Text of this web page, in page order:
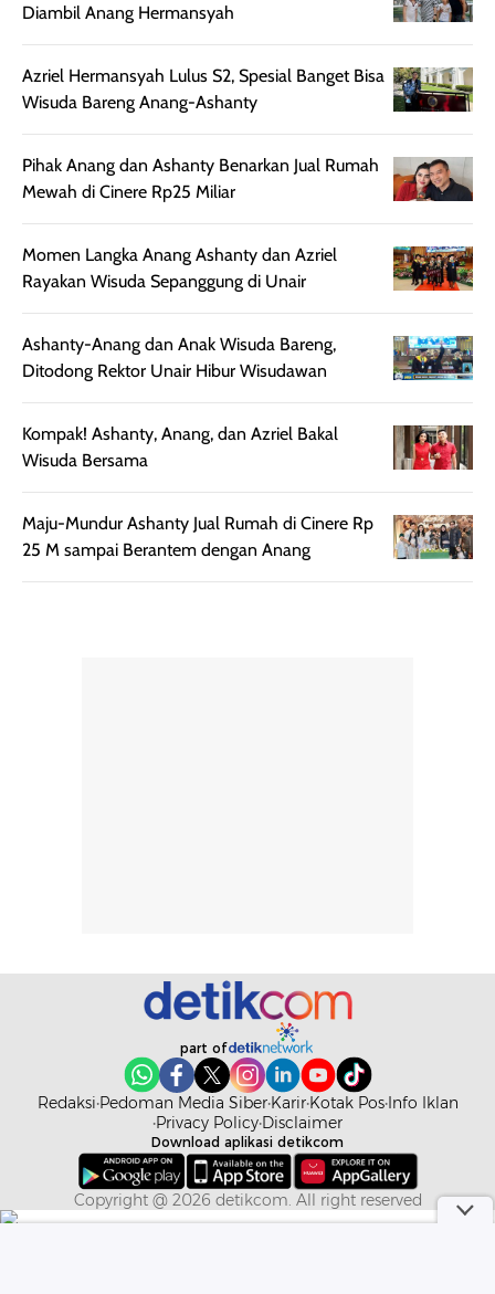
Diambil Anang Hermansyah
Azriel Hermansyah Lulus S2, Spesial Banget Bisa
Wisuda Bareng Anang-Ashanty
Pihak Anang dan Ashanty Benarkan Jual Rumah
Mewah di Cinere Rp25 Miliar
Momen Langka Anang Ashanty dan Azriel
Rayakan Wisuda Sepanggung di Unair
Ashanty-Anang dan Anak Wisuda Bareng,
Ditodong Rektor Unair Hibur Wisudawan
Kompak! Ashanty, Anang, dan Azriel Bakal
Wisuda Bersama
Maju-Mundur Ashanty Jual Rumah di Cinere Rp
25 M sampai Berantem dengan Anang
part of
RedaksiPedoman Media SiberKarirKotak PosInfo Iklan
Privacy Policy Disclaimer
Download aplikasi detikcom
Copyright @ 2026 detikcom. All right reserved